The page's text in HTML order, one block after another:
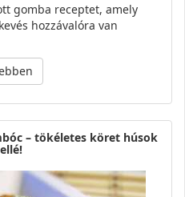
gomba receptet, amely
hozzávalóra van
– tökéletes köret húsok